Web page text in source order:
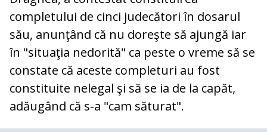
completului de cinci judecători în dosarul
său, anunţând că nu doreşte să ajungă iar
în "situaţia nedorită" ca peste o vreme să se
constate că aceste completuri au fost
constituite nelegal şi să se ia de la capăt,
adăugând că s-a "cam săturat".